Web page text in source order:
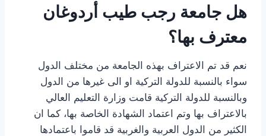
هل جامعة رجب طيب أردوغان
معترف بها؟
نعم قد تم الاعتراف بهذه الجامعة من مختلف الدول
سواء بالنسبة للدولة التركية او الى غيرها من الدول
وبالنسبة للدولة التركية قامت وزارة التعليم العالي
بالاعتراف بها وتم اعتماد الشهادة الخاصة بها، كما ان
الكثير من الدول العربية والغربية قد قاموا باعتمادها